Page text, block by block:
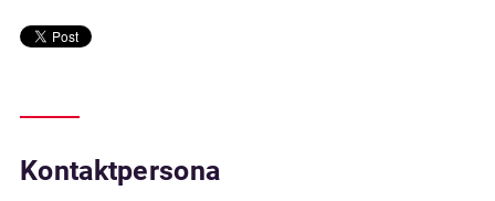
Kontaktpersona